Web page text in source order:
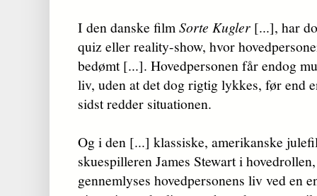
I den danske filmSorte Kugler [...], har
quiz eller reality-show, hvor
bedømt [...]. Hovedpersonen får endog
liv, uden at det dog rigtig lykkes, før end
sidst redder situationen.
Og i den [...] klassiske, amerikanske
skuespilleren James Stewart i
gennemlyses hovedpersonens liv ved en